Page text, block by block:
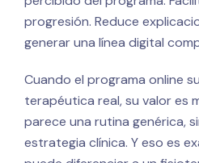
progresión. Reduce
generar una línea digital
Cuando el programa online
terapéutica real, su valor es
parece una rutina genérica,
estrategia clínica. Y eso es